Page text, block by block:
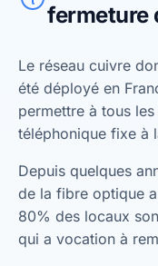
fermeture
Le réseau cuivre
été déployé en
permettre à tous
téléphonique fixe à
Depuis quelques
de la fibre optique
80% des locaux
qui a vocation à